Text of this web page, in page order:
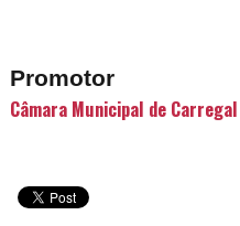
Promotor
Câmara Municipal de